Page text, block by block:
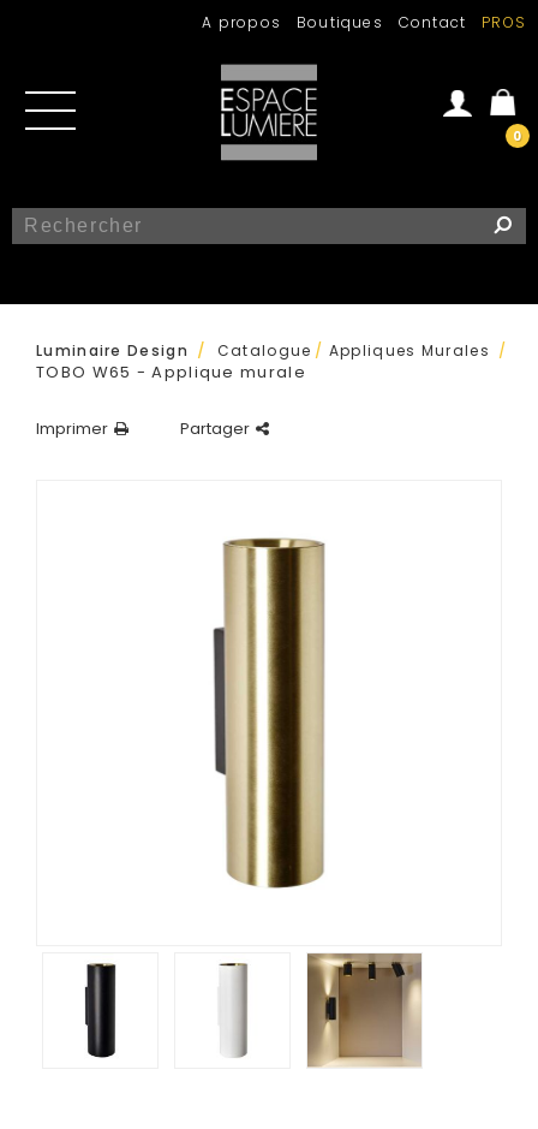
A propos Boutiques Contact PROS
0
Se connecter
Luminaire Design / Catalogue / Appliques Murales /
TOBO W65 - Applique murale
Imprimer Partager